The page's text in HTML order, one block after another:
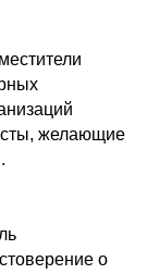
желающие
о